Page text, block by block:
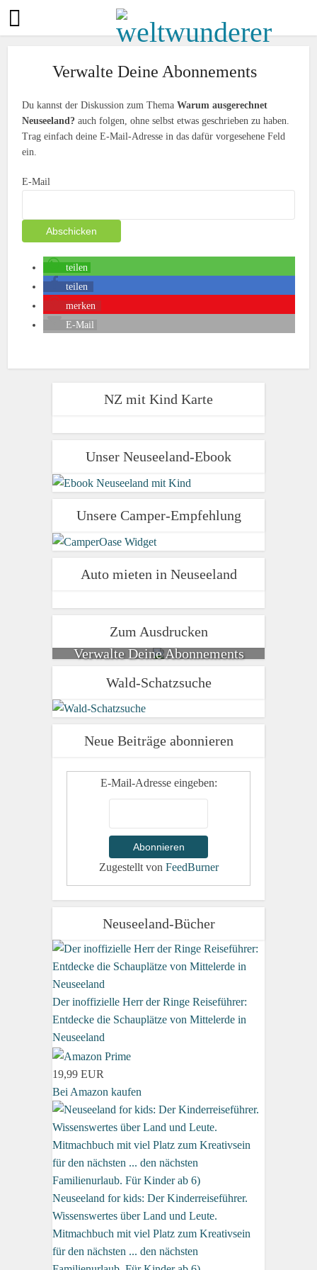
Verwalte Deine Abonnements
Du kannst der Diskussion zum ThemaWarum ausgerechnet
Neuseeland? auch folgen, ohne selbst etwas geschrieben zu haben.
Trag einfach deine E-Mail-Adresse in das dafür vorgesehene Feld
ein.
E-Mail
teilen
teilen
merken
E-Mail
NZ mit Kind Karte
Unser Neuseeland-Ebook
Unsere Camper-Empfehlung
Auto mieten in Neuseeland
Zum Ausdrucken
Verwalte Deine Abonnements
Wald-Schatzsuche
Neue Beiträge abonnieren
E-Mail-Adresse eingeben:
Zugestellt von FeedBurner
Neuseeland-Bücher
Der inoffizielle Herr der Ringe Reiseführer:
Entdecke die Schauplätze von Mittelerde in
Neuseeland
19,99 EUR
Bei Amazon kaufen
Neuseeland for kids: Der Kinderreiseführer.
Wissenswertes über Land und Leute.
Mitmachbuch mit viel Platz zum Kreativsein
für den nächsten ... den nächsten